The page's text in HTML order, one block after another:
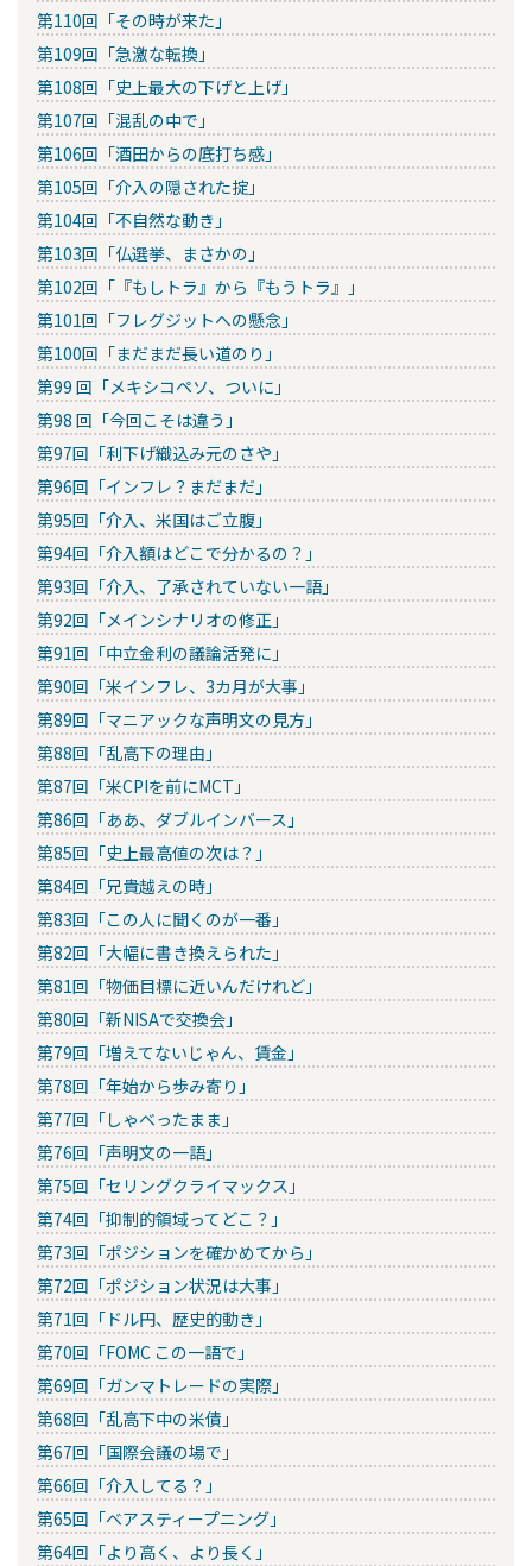
第110回「その時が来た」
第109回「急激な転換」
第108回「史上最大の下げと上げ」
第107回「混乱の中で」
第106回「酒田からの底打ち感」
第105回「介入の隠された掟」
第104回「不自然な動き」
第103回「仏選挙、まさかの」
第102回「『もしトラ』から『もうトラ』」
第101回「フレグジットへの懸念」
第100回「まだまだ長い道のり」
第99 回「メキシコペソ、ついに」
第98 回「今回こそは違う」
第97回「利下げ織込み元のさや」
第96回「インフレ？まだまだ」
第95回「介入、米国はご立腹」
第94回「介入額はどこで分かるの？」
第93回「介入、了承されていない一語」
第92回「メインシナリオの修正」
第91回「中立金利の議論活発に」
第90回「米インフレ、3カ月が大事」
第89回「マニアックな声明文の見方」
第88回「乱高下の理由」
第87回「米CPIを前にMCT」
第86回「ああ、ダブルインバース」
第85回「史上最高値の次は？」
第84回「兄貴越えの時」
第83回「この人に聞くのが一番」
第82回「大幅に書き換えられた」
第81回「物価目標に近いんだけれど」
第80回「新NISAで交換会」
第79回「増えてないじゃん、賃金」
第78回「年始から歩み寄り」
第77回「しゃべったまま」
第76回「声明文の一語」
第75回「セリングクライマックス」
第74回「抑制的領域ってどこ？」
第73回「ポジションを確かめてから」
第72回「ポジション状況は大事」
第71回「ドル円、歴史的動き」
第70回「FOMC この一語で」
第69回「ガンマトレードの実際」
第68回「乱高下中の米債」
第67回「国際会議の場で」
第66回「介入してる？」
第65回「ベアスティープニング」
第64回「より高く、より長く」